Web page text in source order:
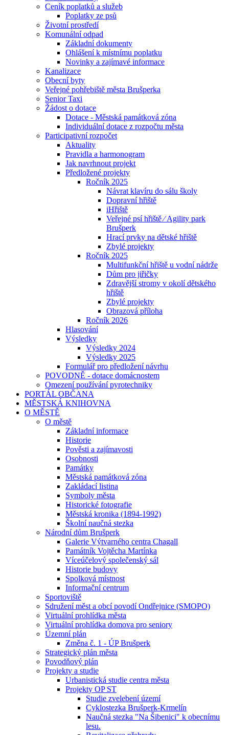
Ceník poplatků a služeb
Poplatky ze psů
Životní prostředí
Komunální odpad
Základní dokumenty
Ohlášení k místnímu poplatku
Novinky a zajímavé informace
Kanalizace
Obecní byty
Veřejné pohřebiště města Brušperka
Senior Taxi
Žádost o dotace
Dotace - Městská památková zóna
Individuální dotace z rozpočtu města
Participativní rozpočet
Aktuality
Pravidla a harmonogram
Jak navrhnout projekt
Předložené projekty
Ročník 2025
Návrat klavíru do sálu školy
Dopravní hřiště
iHřiště
Veřejné psí hřiště ⁄ Agility park
Brušperk
Hrací prvky na dětské hřiště
Zbylé projekty
Ročník 2025
Multifunkční hřiště u vodní nádrže
Dům pro jiřičky
Zdravější stromy v okolí dětského
hřiště
Zbylé projekty
Obrazová příloha
Ročník 2026
Hlasování
Výsledky
Výsledky 2024
Výsledky 2025
Formulář pro předložení návrhu
POVODNĚ - dotace domácnostem
Omezení používání pyrotechniky
PORTÁL OBČANA
MĚSTSKÁ KNIHOVNA
O MĚSTĚ
O městě
Základní informace
Historie
Pověsti a zajímavosti
Osobnosti
Památky
Městská památková zóna
Zakládací listina
Symboly města
Historické fotografie
Městská kronika (1894-1992)
Školní naučná stezka
Národní dům Brušperk
Galerie Výtvarného centra Chagall
Památník Vojtěcha Martínka
Víceúčelový společenský sál
Historie budovy
Spolková místnost
Informační centrum
Sportoviště
Sdružení měst a obcí povodí Ondřejnice (SMOPO)
Virtuální prohlídka města
Virtuální prohlídka domova pro seniory
Územní plán
Změna č. 1 - ÚP Brušperk
Strategický plán města
Povodňový plán
Projekty a studie
Urbanistická studie centra města
Projekty OP ST
Studie zvelebení území
Cyklostezka Brušperk-Krmelín
Naučná stezka "Na Šibenici" k obecnímu
lesu.